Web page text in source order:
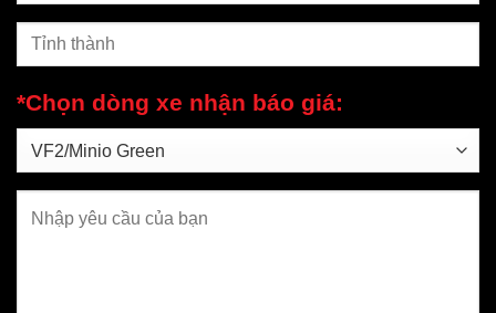
*Chọn dòng xe nhận báo giá: